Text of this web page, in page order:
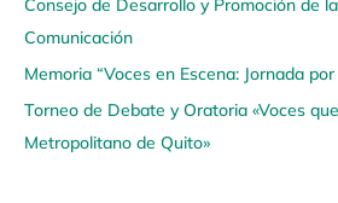
Comunicación
Memoria “Voces en Escena: Jornada
Torneo de Debate y Oratoria «Voces
Metropolitano de Quito»